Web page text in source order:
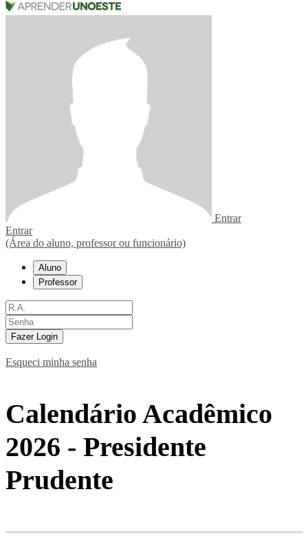
Entrar
Entrar
(Área do aluno, professor ou funcionário)
Aluno
Professor
Fazer Login
Esqueci minha senha
Calendário Acadêmico
2026 - Presidente
Prudente